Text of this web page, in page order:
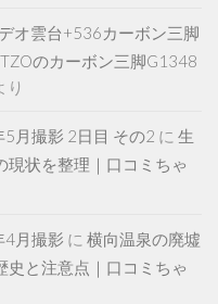
オ雲台+536カーボン三脚
のカーボン三脚G1348
り
5月撮影 2日目 その2 に 生
現状を整理｜口コミちゃ
4月撮影 に 横向温泉の廃墟
史と注意点｜口コミちゃ